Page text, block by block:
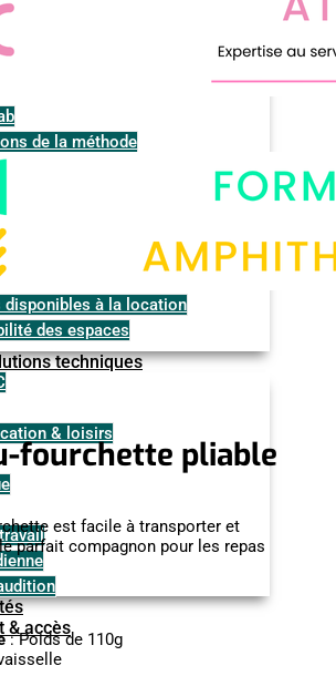
de la méthode
disponibles à la location
des espaces
techniques
& loisirs
& accès
fourchette pliable
est facile à transporter et
parfait compagnon pour les repas
: Poids de 110g